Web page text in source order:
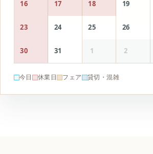
16 17 18 19
23 24 25 26
30 31 1 2
今日 休業日 フェア 貸切・混雑